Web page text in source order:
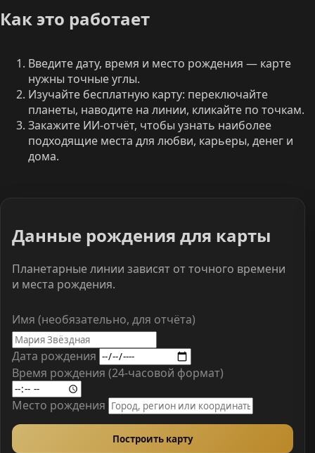
Как это работает
Введите дату, время и место рождения — карте
нужны точные углы.
Изучайте бесплатную карту: переключайте
планеты, наводите на линии, кликайте по точкам.
Закажите ИИ-отчёт, чтобы узнать наиболее
подходящие места для любви, карьеры, денег и
дома.
Данные рождения для карты
Планетарные линии зависят от точного времени
и места рождения.
Имя (необязательно, для отчёта)
Дата рождения
Время рождения (24-часовой формат)
Место рождения
Построить карту